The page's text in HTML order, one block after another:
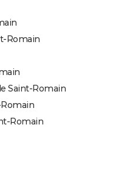
Romain
Saint-Romain
Romain